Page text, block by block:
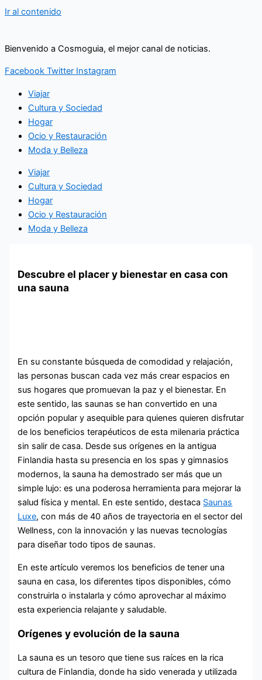
Ir al contenido
Bienvenido a Cosmoguia, el mejor canal de noticias.
Facebook Twitter Instagram
Viajar
Cultura y Sociedad
Hogar
Ocio y Restauración
Moda y Belleza
Viajar
Cultura y Sociedad
Hogar
Ocio y Restauración
Moda y Belleza
Descubre el placer y bienestar en casa con
una sauna
En su constante búsqueda de comodidad y relajación,
las personas buscan cada vez más crear espacios en
sus hogares que promuevan la paz y el bienestar. En
este sentido, las saunas se han convertido en una
opción popular y asequible para quienes quieren disfrutar
de los beneficios terapéuticos de esta milenaria práctica
sin salir de casa. Desde sus orígenes en la antigua
Finlandia hasta su presencia en los spas y gimnasios
modernos, la sauna ha demostrado ser más que un
simple lujo: es una poderosa herramienta para mejorar la
salud física y mental. En este sentido, destaca Saunas
Luxe, con más de 40 años de trayectoria en el sector del
Wellness, con la innovación y las nuevas tecnologías
para diseñar todo tipos de saunas.
En este artículo veremos los beneficios de tener una
sauna en casa, los diferentes tipos disponibles, cómo
construirla o instalarla y cómo aprovechar al máximo
esta experiencia relajante y saludable.
Orígenes y evolución de la sauna
La sauna es un tesoro que tiene sus raíces en la rica
cultura de Finlandia, donde ha sido venerada y utilizada